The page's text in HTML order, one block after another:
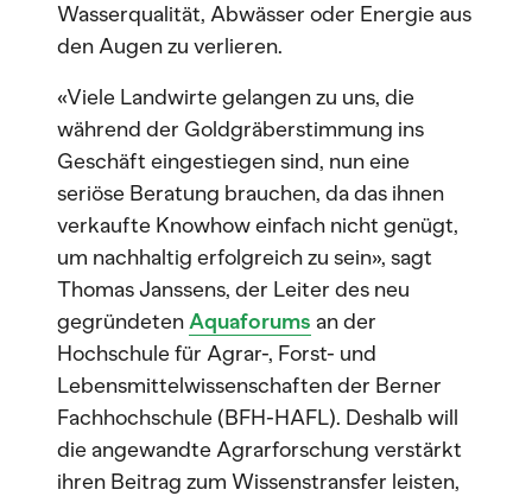
Wasserqualität, Abwässer oder Energie aus
den Augen zu verlieren.
«Viele Landwirte gelangen zu uns, die
während der Goldgräberstimmung ins
Geschäft eingestiegen sind, nun eine
seriöse Beratung brauchen, da das ihnen
verkaufte Knowhow einfach nicht genügt,
um nachhaltig erfolgreich zu sein», sagt
Thomas Janssens, der Leiter des neu
gegründetenAquaforums an der
Hochschule für Agrar-, Forst- und
Lebensmittelwissenschaften der Berner
Fachhochschule (BFH-HAFL). Deshalb will
die angewandte Agrarforschung verstärkt
ihren Beitrag zum Wissenstransfer leisten,